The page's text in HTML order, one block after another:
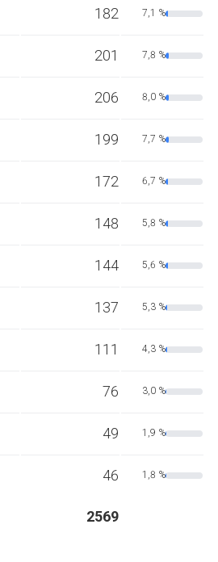
182 7,1 %
201 7,8 %
206 8,0 %
199 7,7 %
172 6,7 %
148 5,8 %
144 5,6 %
137 5,3 %
111 4,3 %
76 3,0 %
49 1,9 %
46 1,8 %
2569